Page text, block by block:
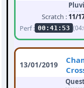
Scratch : 11/
Perf : 00:41:53
13/01/2019